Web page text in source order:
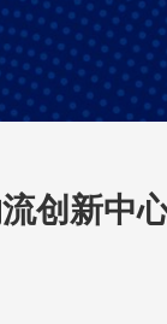
创新中